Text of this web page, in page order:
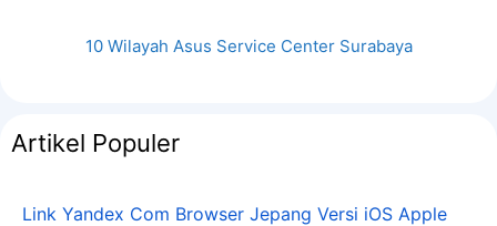
10 Wilayah Asus Service Center Surabaya
Artikel Populer
Link Yandex Com Browser Jepang Versi iOS Apple